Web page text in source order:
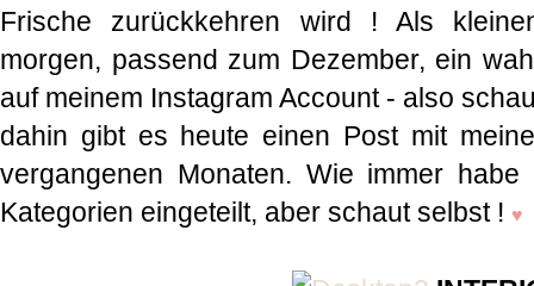
Frische zurückkehren wird ! Als
morgen, passend zum Dezember, ein
auf meinem Instagram Account - also
dahin gibt es heute einen Post mit
vergangenen Monaten. Wie immer
Kategorien eingeteilt, aber schaut selbst ! ♥